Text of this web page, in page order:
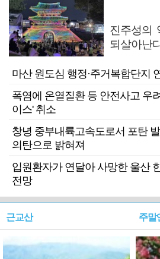
진주성의
되살아난
마산 원도심 행정·주거복합단지
폭염에 온열질환 등 안전사고 우
이스' 취소
창녕 중부내륙고속도로서 포탄
의탄으로 밝혀져
입원환자가 연달아 사망한 울산
전망
근교산 주말